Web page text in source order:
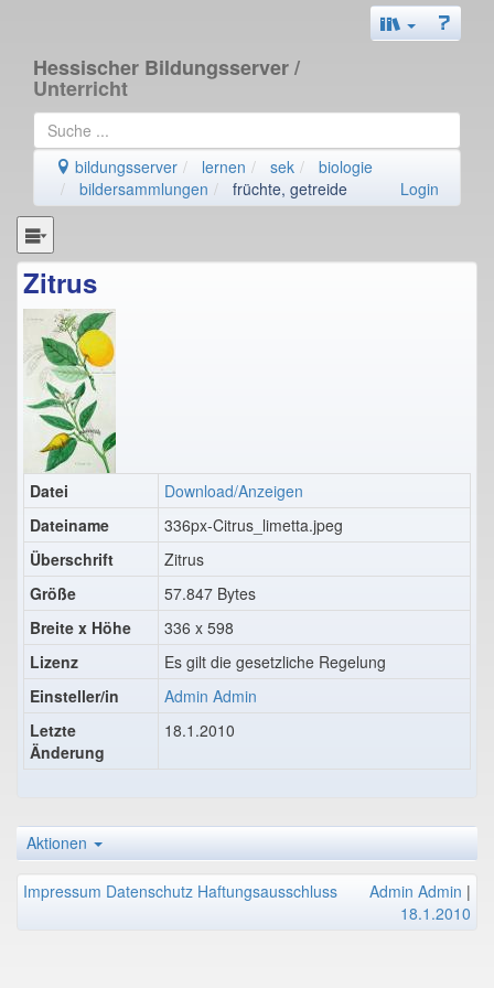
Hessischer Bildungsserver/
Unterricht
bildungsserver lernen sek
biologie
bildersammlungen
früchte, getreide Login
Zitrus
Datei
Download/Anzeigen
Dateiname
336px-Citrus_limetta.jpeg
Überschrift
Zitrus
Größe
57.847 Bytes
Breite x Höhe
336 x 598
Lizenz
Es gilt die gesetzliche Regelung
Einsteller/in
Admin Admin
Letzte
Änderung
18.1.2010
Aktionen
Impressum Datenschutz Haftungsausschluss Admin Admin |
18.1.2010